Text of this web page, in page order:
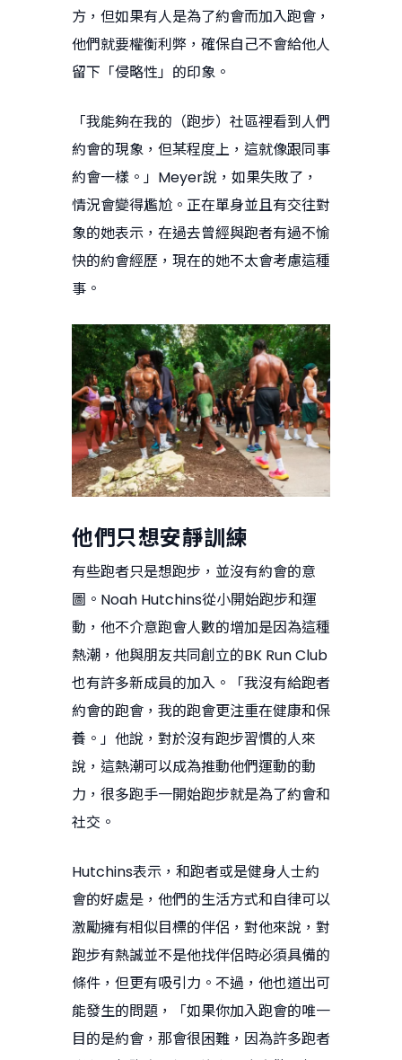
方，但如果有人是為了約會而加入跑會，
他們就要權衡利弊，確保自己不會給他人
留下「侵略性」的印象。
「我能夠在我的（跑步）社區裡看到人們
約會的現象，但某程度上，這就像跟同事
約會一樣。」Meyer說，如果失敗了，
情況會變得尷尬。正在單身並且有交往對
象的她表示，在過去曾經與跑者有過不愉
快的約會經歷，現在的她不太會考慮這種
事。
他們只想安靜訓練
有些跑者只是想跑步，並沒有約會的意
圖。Noah Hutchins從小開始跑步和運
動，他不介意跑會人數的增加是因為這種
熱潮，他與朋友共同創立的BK Run Club
也有許多新成員的加入。「我沒有給跑者
約會的跑會，我的跑會更注重在健康和保
養。」他說，對於沒有跑步習慣的人來
說，這熱潮可以成為推動他們運動的動
力，很多跑手一開始跑步就是為了約會和
社交。
Hutchins表示，和跑者或是健身人士約
會的好處是，他們的生活方式和自律可以
激勵擁有相似目標的伴侶，對他來說，對
跑步有熱誠並不是他找伴侶時必須具備的
條件，但更有吸引力。不過，他也道出可
能發生的問題，「如果你加入跑會的唯一
目的是約會，那會很困難，因為許多跑者